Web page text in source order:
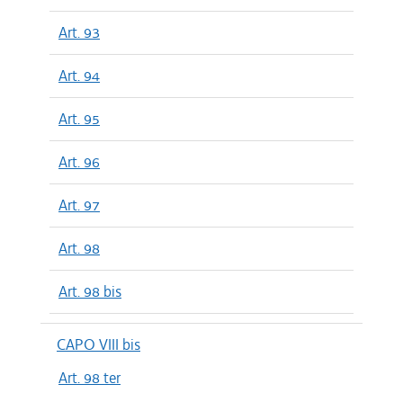
Art. 93
Art. 94
Art. 95
Art. 96
Art. 97
Art. 98
Art. 98 bis
CAPO VIII bis
Art. 98 ter